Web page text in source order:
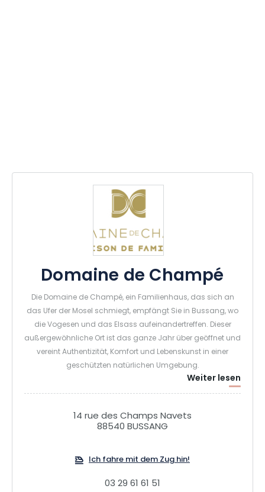
Domaine de Champé
Die Domaine de Champé, ein Familienhaus, das sich an
das Ufer der Mosel schmiegt, empfängt Sie in Bussang, wo
die Vogesen und das Elsass aufeinandertreffen. Dieser
außergewöhnliche Ort ist das ganze Jahr über geöffnet und
vereint Authentizität, Komfort und Lebenskunst in einer
geschützten natürlichen Umgebung.
Die Domaine ist als wahre Oase des Friedens konzipiert und
bietet eine breite Palette an hochwertigen Unterkünften, um
die Hautes-Vosges im Rhythmus der Jahreszeiten zu
Restaurant La Table de Jean-Mi, das eine raffinierte
gastronomische Küche zelebriert, die von der Region
Weiter lesen
14 rue des Champs Navets
88540 BUSSANG
Ich fahre mit dem Zug hin!
03 29 61 61 51